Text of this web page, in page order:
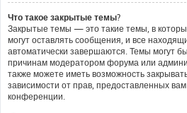
Что такое закрытые темы?
Закрытые темы — это такие темы, в
могут оставлять сообщения, и все
автоматически завершаются. Темы могут
причинам модератором форума или
также можете иметь возможность
зависимости от прав, предоставленных
конференции.